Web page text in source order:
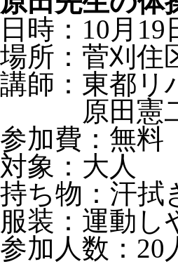
日時：10月
場所：菅刈住
講師：東都リ
原田憲
参加費：無料
対象：大人
持ち物：汗拭
服装：運動し
参加人数：20